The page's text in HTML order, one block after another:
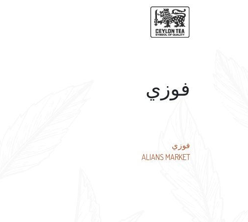
فوزي
تصفّح
المقالات
فوزي
ALIANS MARKET